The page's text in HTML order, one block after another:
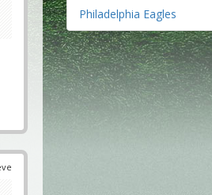
Philadelphia Eagles